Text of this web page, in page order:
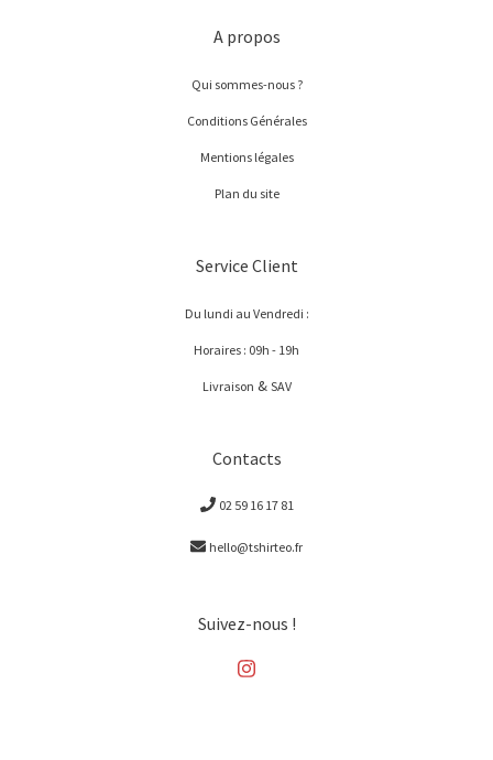
A propos
Qui sommes-nous ?
Conditions Générales
Mentions légales
Plan du site
Service Client
Du lundi au Vendredi :
Horaires : 09h - 19h
Livraison & SAV
Contacts
02 59 16 17 81
hello@tshirteo.fr
Suivez-nous !